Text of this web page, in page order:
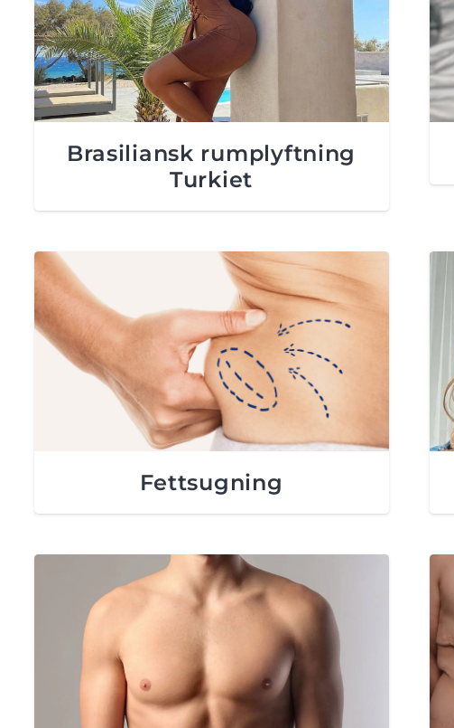
Brasiliansk rumplyftning
Turkiet
Fettsugning